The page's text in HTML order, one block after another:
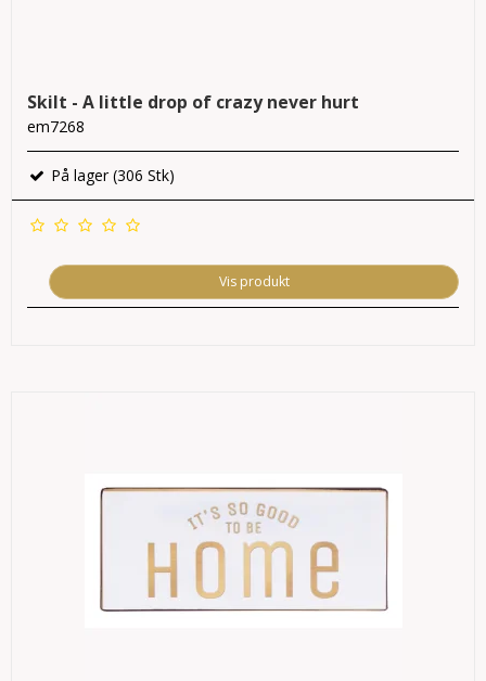
Skilt - A little drop of crazy never hurt
em7268
På lager (306 Stk)
Vis produkt